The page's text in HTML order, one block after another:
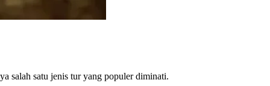
salah satu jenis tur yang populer diminati.